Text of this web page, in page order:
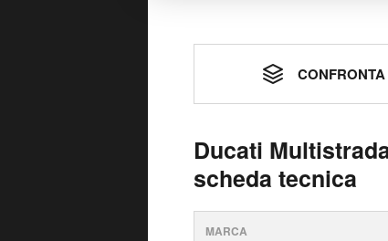
CONFRONTA
Ducati
scheda tecnica
MARCA